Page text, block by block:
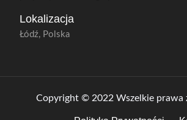
Lokalizacja
Łódź, Polska
Copyright © 2022 Wszelkie prawa